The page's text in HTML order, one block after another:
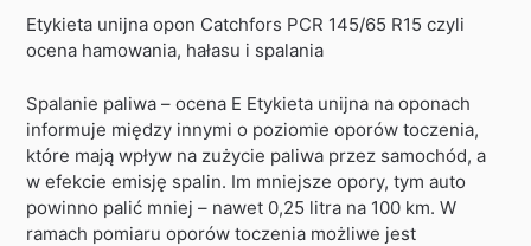
Etykieta unijna opon Catchfors PCR 145/65 R15 czyli
ocena hamowania, hałasu i spalania
Spalanie paliwa – ocena E Etykieta unijna na oponach
informuje między innymi o poziomie oporów toczenia,
które mają wpływ na zużycie paliwa przez samochód, a
w efekcie emisję spalin. Im mniejsze opory, tym auto
powinno palić mniej – nawet 0,25 litra na 100 km. W
ramach pomiaru oporów toczenia możliwe jest